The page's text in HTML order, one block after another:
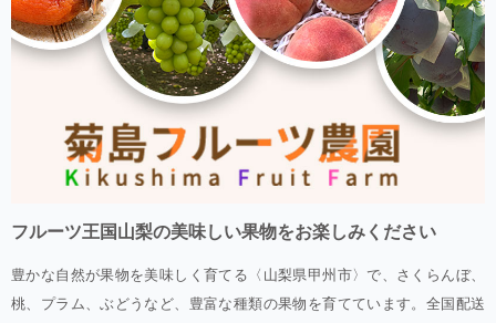
フルーツ王国山梨の美味しい果物をお楽しみください
豊かな自然が果物を美味しく育てる〈山梨県甲州市〉で、さくらんぼ、
桃、プラム、ぶどうなど、豊富な種類の果物を育てています。全国配送